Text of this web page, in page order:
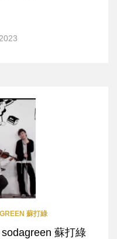
蘇打綠
蘇打綠